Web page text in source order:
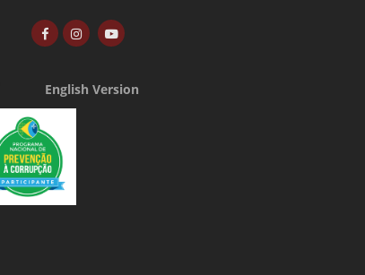
English Version